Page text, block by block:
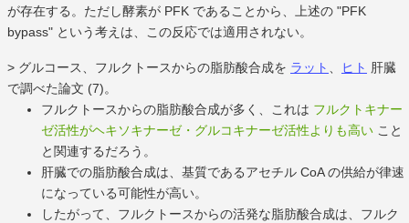
が存在する。ただし酵素が PFK であることから、上述の "PFK
bypass" という考えは、この反応では適用されない。
> グルコース、フルクトースからの脂肪酸合成を ラット 、 ヒト 肝臓
で調べた論文 (7)。
フルクトースからの脂肪酸合成が多く、これは フルクトキナー
ゼ活性がヘキソキナーゼ・グルコキナーゼ活性よりも高い こと
と関連するだろう。
肝臓での脂肪酸合成は、基質であるアセチル CoA の供給が律速
になっている可能性が高い。
したがって、フルクトースからの活発な脂肪酸合成は、フルク